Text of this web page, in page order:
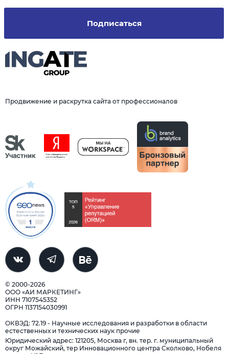
Продвижение и раскрутка сайта от профессионалов
© 2000-2026
ООО «АИ МАРКЕТИНГ»
ИНН 7107545352
ОГРН 1137154030991
Подписаться
ОКВЭД: 72.19 - Научные исследования и разработки в области
естественных и технических наук прочие
Юридический адрес: 121205, Москва г, вн. тер. г. муниципальный
округ Можайский, тер Инновационного центра Сколково, Нобеля